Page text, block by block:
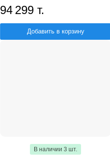
94 299 т.
Добавить в корзину
В наличии 3 шт.